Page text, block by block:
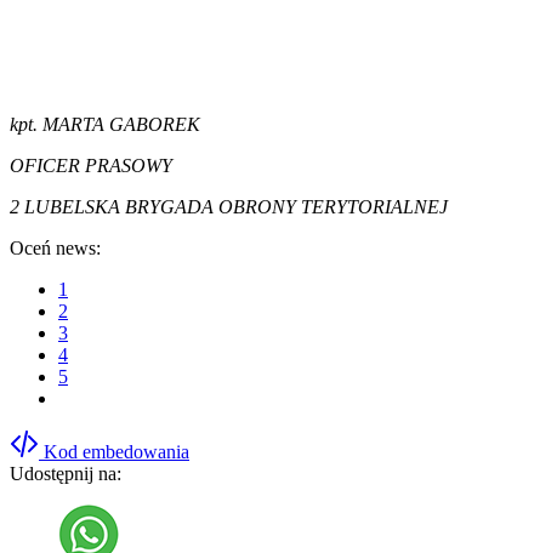
kpt. MARTA GABOREK
OFICER PRASOWY
2 LUBELSKA BRYGADA OBRONY TERYTORIALNEJ
Oceń news:
1
2
3
4
5
Kod embedowania
Udostępnij na: